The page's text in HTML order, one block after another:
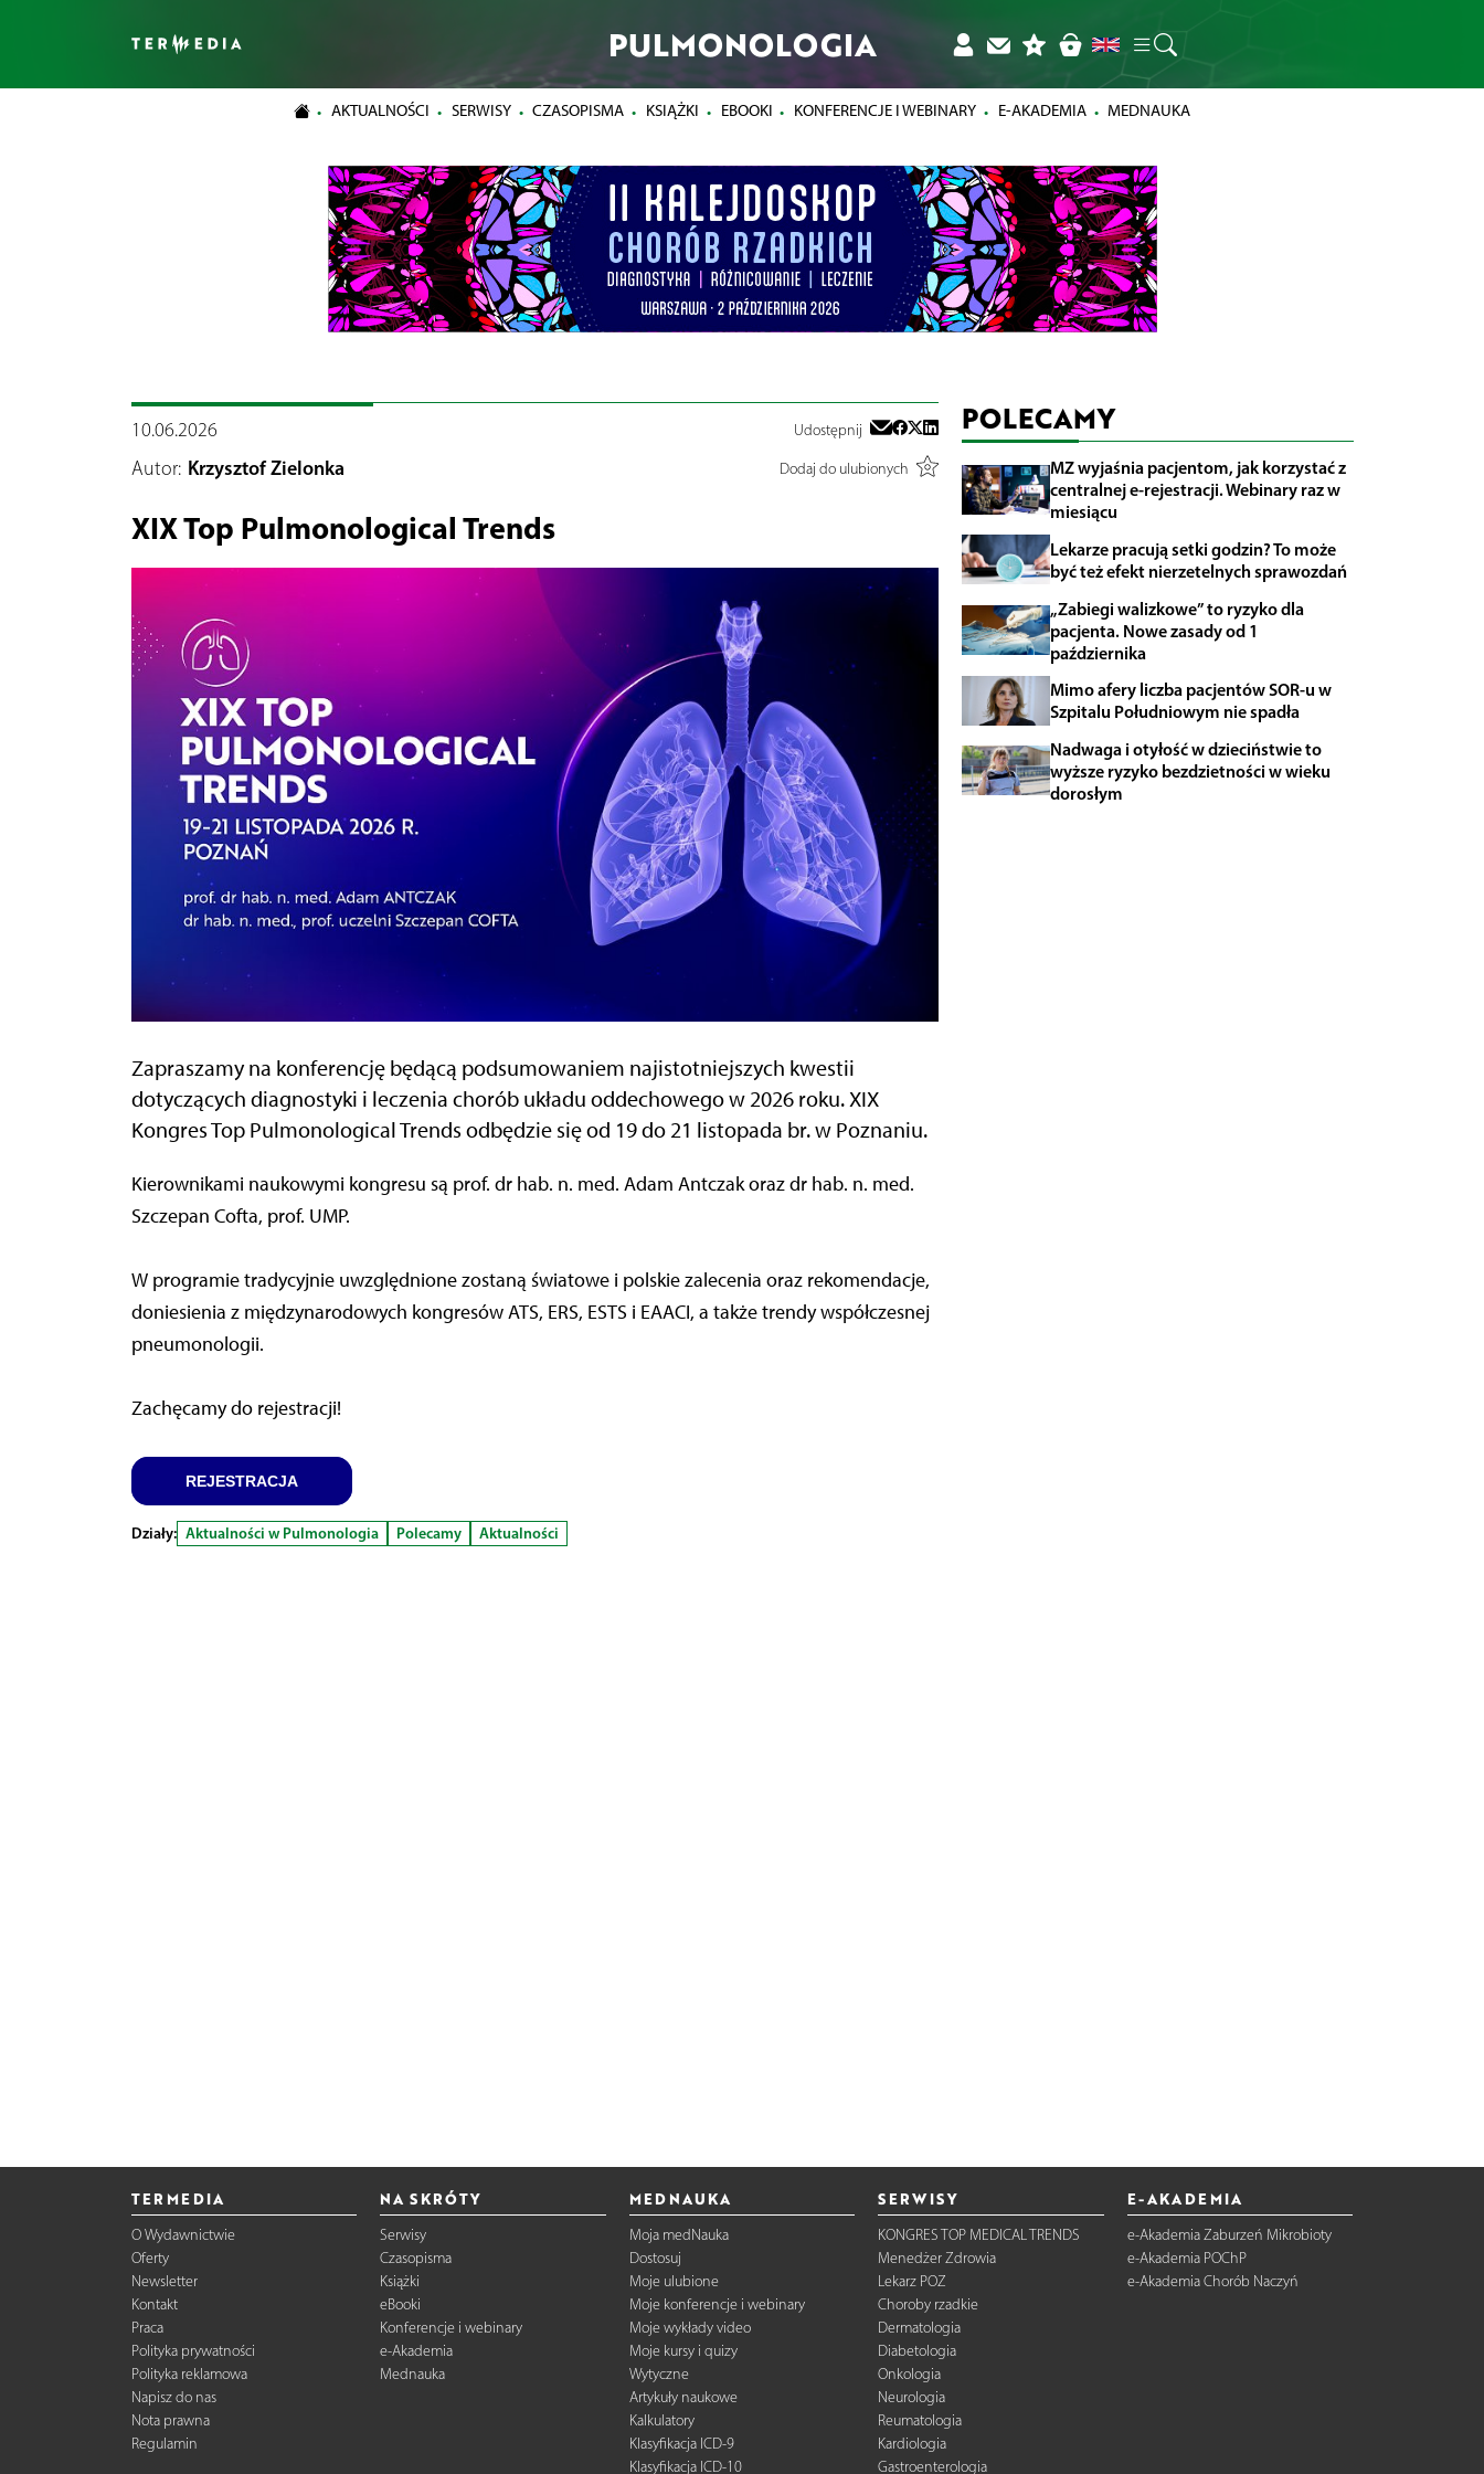
PULMONOLOGIA
AKTUALNOŚCI SERWISY CZASOPISMA KSIĄŻKI EBOOKI KONFERENCJE I WEBINARY E-AKADEMIA MEDNAUKA
10.06.2026 Udostępnij
Autor: Krzysztof Zielonka Dodaj do ulubionych
XIX Top Pulmonological Trends
Zapraszamy na konferencję będącą podsumowaniem najistotniejszych kwestii
dotyczących diagnostyki i leczenia chorób układu oddechowego w 2026 roku. XIX
Kongres Top Pulmonological Trends odbędzie się od 19 do 21 listopada br. w Poznaniu.
Kierownikami naukowymi kongresu są prof. dr hab. n. med. Adam Antczak oraz dr hab. n. med.
Szczepan Cofta, prof. UMP.
W programie tradycyjnie uwzględnione zostaną światowe i polskie zalecenia oraz rekomendacje,
doniesienia z międzynarodowych kongresów ATS, ERS, ESTS i EAACI, a także trendy współczesnej
pneumonologii.
Zachęcamy do rejestracji!
REJESTRACJA
Działy: Aktualności w Pulmonologia Polecamy Aktualności
POLECAMY
MZ wyjaśnia pacjentom, jak korzystać z
centralnej e-rejestracji. Webinary raz w
miesiącu
Lekarze pracują setki godzin? To może
być też efekt nierzetelnych sprawozdań
„Zabiegi walizkowe” to ryzyko dla
pacjenta. Nowe zasady od 1
października
Mimo afery liczba pacjentów SOR-u w
Szpitalu Południowym nie spadła
Nadwaga i otyłość w dzieciństwie to
wyższe ryzyko bezdzietności w wieku
dorosłym
TERMEDIA
O Wydawnictwie
Oferty
Newsletter
Kontakt
Praca
Polityka prywatności
Polityka reklamowa
Napisz do nas
Nota prawna
Regulamin
NA SKRÓTY
Serwisy
Czasopisma
Książki
eBooki
Konferencje i webinary
e-Akademia
Mednauka
MEDNAUKA
Moja medNauka
Dostosuj
Moje ulubione
Moje konferencje i webinary
Moje wykłady video
Moje kursy i quizy
Wytyczne
Artykuły naukowe
Kalkulatory
Klasyfikacja ICD-9
Klasyfikacja ICD-10
SERWISY
KONGRES TOP MEDICAL TRENDS
Menedżer Zdrowia
Lekarz POZ
Choroby rzadkie
Dermatologia
Diabetologia
Onkologia
Neurologia
Reumatologia
Kardiologia
Gastroenterologia
E-AKADEMIA
e-Akademia Zaburzeń Mikrobioty
e-Akademia POChP
e-Akademia Chorób Naczyń